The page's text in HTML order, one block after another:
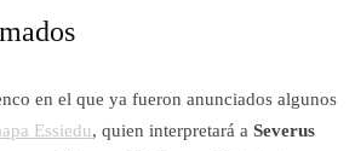
en el que ya fueron anunciados algunos
Essiedu, quien interpretará a Severus